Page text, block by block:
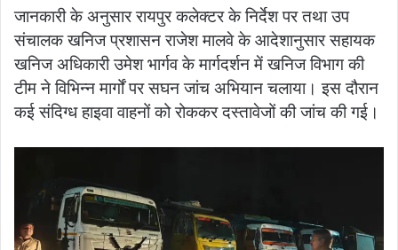
जानकारी के अनुसार रायपुर कलेक्टर के निर्देश पर तथा उप
संचालक खनिज प्रशासन राजेश मालवे के आदेशानुसार सहायक
खनिज अधिकारी उमेश भार्गव के मार्गदर्शन में खनिज विभाग की
टीम ने विभिन्न मार्गों पर सघन जांच अभियान चलाया। इस दौरान
कई संदिग्ध हाइवा वाहनों को रोककर दस्तावेजों की जांच की गई।